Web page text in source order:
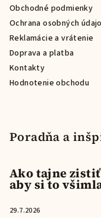
Obchodné podmienky
Ochrana osobných
Reklamácie a vrátenie
Doprava a platba
Kontakty
Hodnotenie obchodu
Poradňa a
Ako tajne
aby si to
29.7.2026